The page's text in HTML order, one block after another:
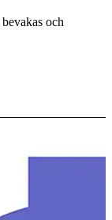
bevakas och